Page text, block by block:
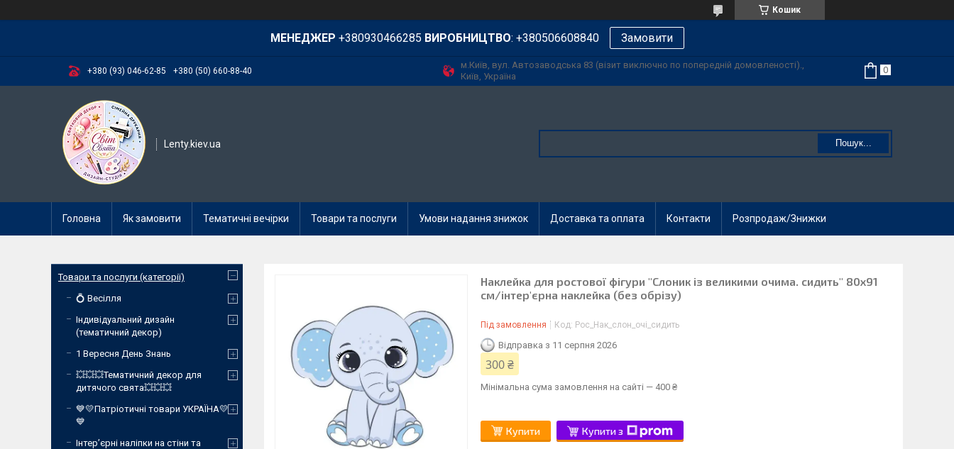
Кошик
МЕНЕДЖЕР +380930466285 ВИРОБНИЦТВО: +380506608840 Замовити
+380 (93) 046-62-85 +380 (50) 660-88-40
м.Київ, вул. Автозаводська 83 (візит виключно по попередній домовленості).,
Київ, Україна
Lenty.kiev.ua Пошук...
Головна Як замовити Тематичні вечірки Товари та послуги Умови надання знижок Доставка та оплата Контакти Розпродаж/Знижки
Наклейка для ростової фігури "Слоник із великими очима. сидить" 80х91
см/інтер'єрна наклейка (без обрізу)
Під замовлення Код: Рос_Нак_слон_очі_сидить
Відправка з 11 серпня 2026
300 ₴
Мінімальна сума замовлення на сайті — 400 ₴
Купити Купити з
Товари та послуги (категорії)
💍 Весілля
Індивідуальний дизайн
(тематичний декор)
1 Вересня День Знань
💥💥💥Тематичний декор для
дитячого свята💥💥💥
💙💛Патріотичні товари УКРАЇНА💛
💙
Інтер’єрні наліпки на стіни та